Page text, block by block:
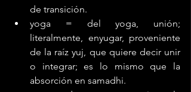
de transición.
yoga = del yoga, unión;
literalmente, enyugar, proveniente
de la raíz yuj, que quiere decir unir
o integrar; es lo mismo que la
absorción en samadhi.